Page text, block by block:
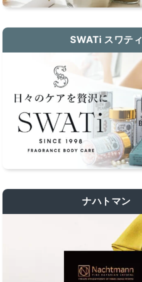
SWATi スワティ
ナハトマン